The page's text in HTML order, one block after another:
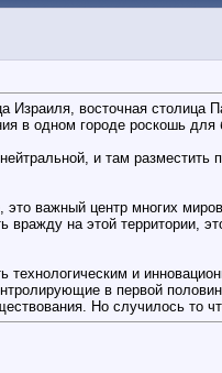
восточная
в одном городе роскошь для
и там
важный центр многих
на этой территории,
и
в первой
Но случилось то